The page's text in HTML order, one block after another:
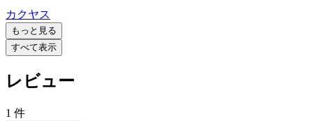
カクヤス
もっと見る
すべて表示
レビュー
1 件